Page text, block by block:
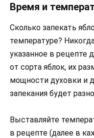
Время и
Сколько запекать
температуре?
указанное в рецепте
от сорта яблок, их
мощности духовки и
запекания будет
Выставляйте
в рецепте (далее в